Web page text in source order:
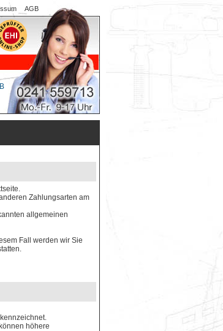
AGB
Zahlungsarten am
allgemeinen
Fall werden wir Sie
höhere